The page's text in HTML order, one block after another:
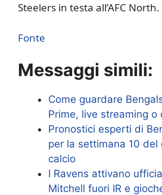
Steelers in testa all’AFC North.
Fonte
Messaggi simili:
Come guardare
Prime, live streaming o
Pronostici esperti di
per la settimana 10 del
calcio
I Ravens attivano
Mitchell fuori IR e